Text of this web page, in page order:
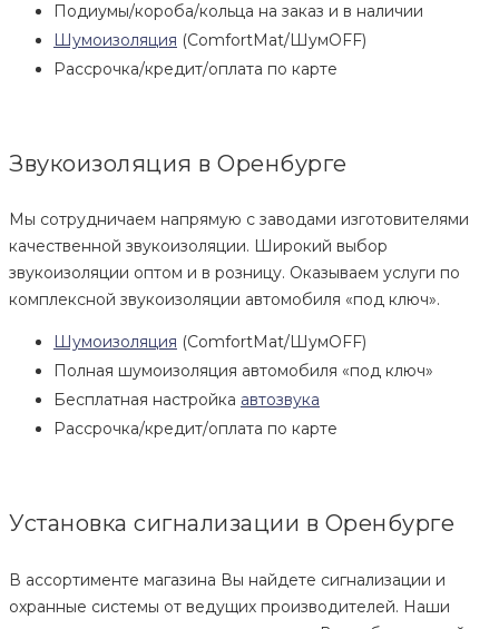
Подиумы/короба/кольца на заказ и в наличии
Шумоизоляция (ComfortMat/ШумOFF)
Рассрочка/кредит/оплата по карте
Звукоизоляция в Оренбурге
Мы сотрудничаем напрямую с заводами изготовителями
качественной звукоизоляции. Широкий выбор
звукоизоляции оптом и в розницу. Оказываем услуги по
комплексной звукоизоляции автомобиля «под ключ».
Шумоизоляция (ComfortMat/ШумOFF)
Полная шумоизоляция автомобиля «под ключ»
Бесплатная настройка автозвука
Рассрочка/кредит/оплата по карте
Установка сигнализации в Оренбурге
В ассортименте магазина Вы найдете сигнализации и
охранные системы от ведущих производителей. Наши